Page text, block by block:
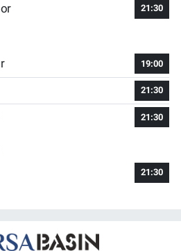
21:30
19:00
21:30
21:30
21:30